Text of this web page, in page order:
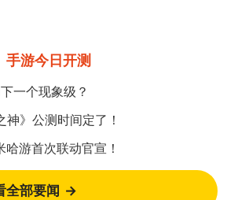
游今日开测
一个现象级？
》公测时间定了！
游首次联动官宣！
全部要闻 →